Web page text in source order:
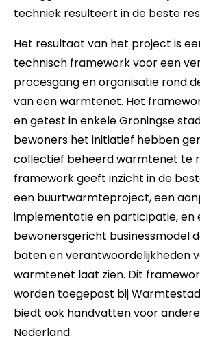
techniek resulteert in de beste
Het resultaat van het project is
technisch framework voor een
procesgang en organisatie rond
van een warmtenet. Het
en getest in enkele Groningse
bewoners het initiatief hebben
collectief beheerd warmtenet te
framework geeft inzicht in de
een buurtwarmteproject, een
implementatie en participatie, en
bewonersgericht businessmodel
baten en verantwoordelijkheden
warmtenet laat zien. Dit
worden toegepast bij
biedt ook handvatten voor
Nederland.